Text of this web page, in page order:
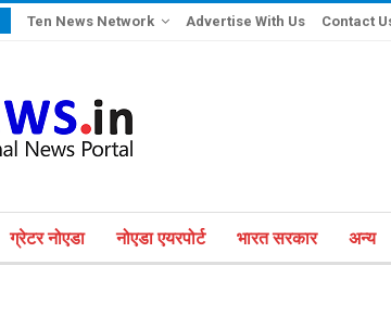
Ten News Network Advertise With Us Contact
ग्रेटर नोएडा नोएडा एयरपोर्ट भारत सरकार अन्य